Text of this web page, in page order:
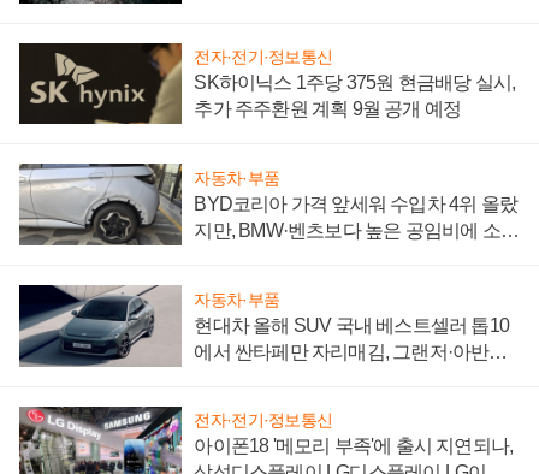
전자·전기·정보통신
SK하이닉스 1주당 375원 현금배당 실시,
추가 주주환원 계획 9월 공개 예정
자동차·부품
BYD코리아 가격 앞세워 수입차 4위 올랐
지만, BMW·벤츠보다 높은 공임비에 소비
자동차·부품
현대차 올해 SUV 국내 베스트셀러 톱10
에서 싼타페만 자리매김, 그랜저·아반떼
전자·전기·정보통신
아이폰18 '메모리 부족'에 출시 지연되나,